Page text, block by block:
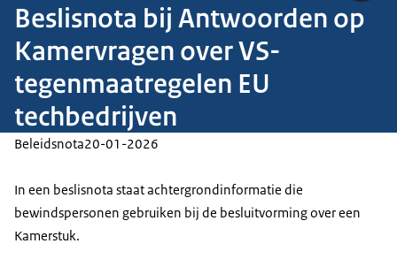
Beslisnota bij Antwoorden op
Kamervragen over VS-
tegenmaatregelen EU
techbedrijven
Beleidsnota20-01-2026
In een beslisnota staat achtergrondinformatie die
bewindspersonen gebruiken bij de besluitvorming over een
Kamerstuk.